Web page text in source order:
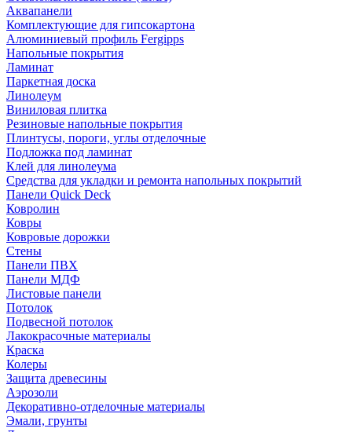
Аквапанели
Комплектующие для гипсокартона
Алюминиевый профиль Fergipps
Напольные покрытия
Ламинат
Паркетная доска
Линолеум
Виниловая плитка
Резиновые напольные покрытия
Плинтусы, пороги, углы отделочные
Подложка под ламинат
Клей для линолеума
Средства для укладки и ремонта напольных покрытий
Панели Quick Deck
Ковролин
Ковры
Ковровые дорожки
Стены
Панели ПВХ
Панели МДФ
Листовые панели
Потолок
Подвесной потолок
Лакокрасочные материалы
Краска
Колеры
Защита древесины
Аэрозоли
Декоративно-отделочные материалы
Эмали, грунты